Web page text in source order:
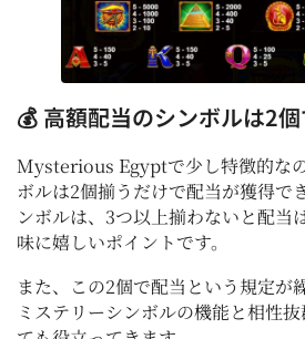
💰 高額配当のシンボルは2
Mysterious Egyptで少し特徴的な
ボルは2個揃うだけで配当が獲得で
ンボルは、3つ以上揃わないと配当
味に嬉しいポイントです。
また、この2個で配当という規定が
ミステリーシンボルの機能と相性